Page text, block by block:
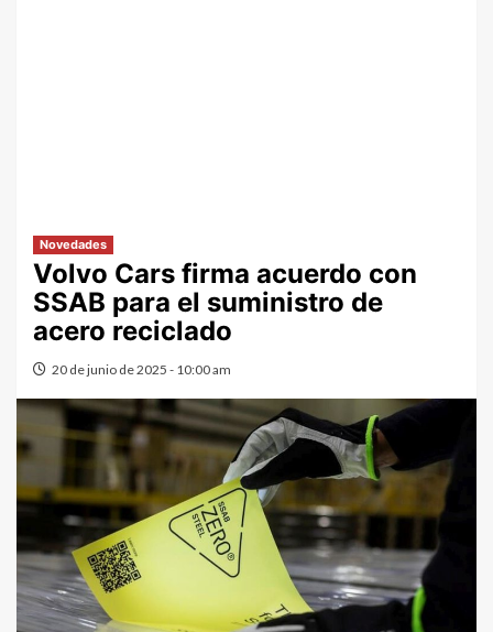
Novedades
Volvo Cars firma acuerdo con
SSAB para el suministro de
acero reciclado
20 de junio de 2025 - 10:00 am